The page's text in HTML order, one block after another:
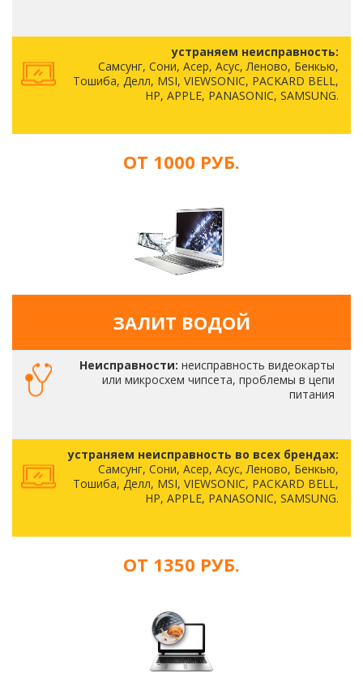
устраняем неисправность:
Самсунг, Сони, Асер, Асус, Леново, Бенкью,
Тошиба, Делл, MSI, VIEWSONIC, PACKARD BELL,
HP, APPLE, PANASONIC, SAMSUNG.
ОТ 1000 РУБ.
ЗАЛИТ ВОДОЙ
Неисправности: неисправность видеокарты
или микросхем чипсета, проблемы в цепи
питания
устраняем неисправность во всех брендах:
Самсунг, Сони, Асер, Асус, Леново, Бенкью,
Тошиба, Делл, MSI, VIEWSONIC, PACKARD BELL,
HP, APPLE, PANASONIC, SAMSUNG.
ОТ 1350 РУБ.